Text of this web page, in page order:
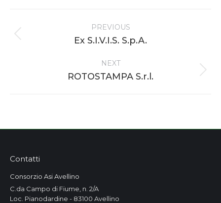
navigation
PREVIOUS
Previous
Ex S.I.V.I.S. S.p.A.
NEXT
Next
ROTOSTAMPA S.r.l.
Contatti
Consorzio Asi Avellino
C.da Campo di Fiume, n. 2/A
Loc. Pianodardine - 83100 Avellino